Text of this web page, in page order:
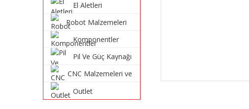
Sistemleri
El Aletleri
Robot Malzemeleri
Komponentler
Pil Ve Güç Kaynağı
CNC Malzemeleri ve
Outlet